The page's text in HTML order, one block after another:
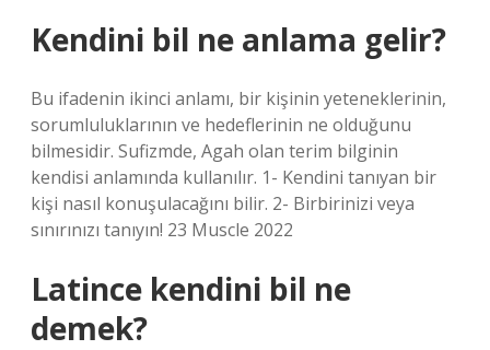
Kendini bil ne anlama gelir?
Bu ifadenin ikinci anlamı, bir kişinin yeteneklerinin,
sorumluluklarının ve hedeflerinin ne olduğunu
bilmesidir. Sufizmde, Agah olan terim bilginin
kendisi anlamında kullanılır. 1- Kendini tanıyan bir
kişi nasıl konuşulacağını bilir. 2- Birbirinizi veya
sınırınızı tanıyın! 23 Muscle 2022
Latince kendini bil ne
demek?